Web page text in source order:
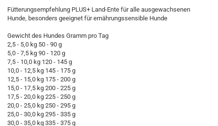
Fütterungsempfehlung PLUS+ Land-Ente für alle ausgewachsenen
Hunde, besonders geeignet für ernährungssensible Hunde
Gewicht des Hundes Gramm pro Tag
2,5 - 5,0 kg 50 - 90 g
5,0 - 7,5 kg 90 - 120 g
7,5 - 10,0 kg 120 - 145 g
10,0 - 12,5 kg 145 - 175 g
12,5 - 15,0 kg 175 - 200 g
15,0 - 17,5 kg 200 - 225 g
17,5 - 20,0 kg 225 - 250 g
20,0 - 25,0 kg 250 - 295 g
25,0 - 30,0 kg 295 - 335 g
30,0 - 35,0 kg 335 - 375 g